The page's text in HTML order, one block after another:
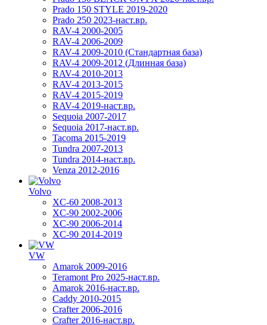
Prado 150 STYLE 2019-2020
Prado 250 2023-наст.вр.
RAV-4 2000-2005
RAV-4 2006-2009
RAV-4 2009-2010 (Стандартная база)
RAV-4 2009-2012 (Длинная база)
RAV-4 2010-2013
RAV-4 2013-2015
RAV-4 2015-2019
RAV-4 2019-наст.вр.
Sequoia 2007-2017
Sequoia 2017-наст.вр.
Tacoma 2015-2019
Tundra 2007-2013
Tundra 2014-наст.вр.
Venza 2012-2016
Volvo
XC-60 2008-2013
XC-90 2002-2006
XC-90 2006-2014
XC-90 2014-2019
VW
Amarok 2009-2016
Teramont Pro 2025-наст.вр.
Amarok 2016-наст.вр.
Caddy 2010-2015
Crafter 2006-2016
Crafter 2016-наст.вр.